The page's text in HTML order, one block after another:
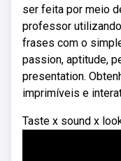
ser feita por meio
professor
frases com o
passion, aptitude,
presentation.
imprimíveis e
Taste x sound x